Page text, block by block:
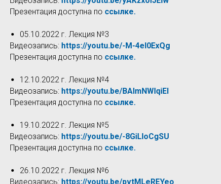
Презентация доступна по ссылке.
05.10.2022 г. Лекция №3
Видеозапись: https://youtu.be/-M-4eI0ExQg
Презентация доступна по ссылке.
12.10.2022 г. Лекция №4
Видеозапись: https://youtu.be/BAImNWlqiEI
Презентация доступна по ссылке.
19.10.2022 г. Лекция №5
Видеозапись: https://youtu.be/-8GiLIoCgSU
Презентация доступна по ссылке.
26.10.2022 г. Лекция №6
Видеозапись: https://youtu.be/pvtMLeREYeo